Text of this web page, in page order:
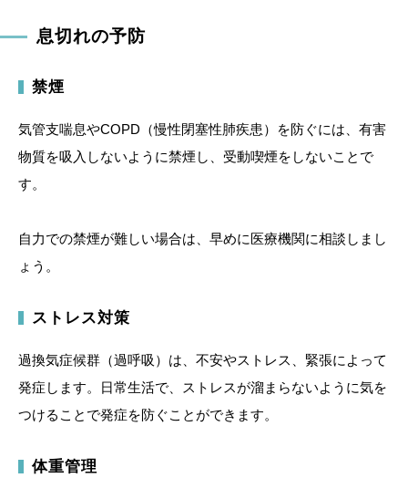
息切れの予防
禁煙
気管支喘息やCOPD（慢性閉塞性肺疾患）を防ぐには、有害
物質を吸入しないように禁煙し、受動喫煙をしないことで
す。
自力での禁煙が難しい場合は、早めに医療機関に相談しまし
ょう。
ストレス対策
過換気症候群（過呼吸）は、不安やストレス、緊張によって
発症します。日常生活で、ストレスが溜まらないように気を
つけることで発症を防ぐことができます。
体重管理